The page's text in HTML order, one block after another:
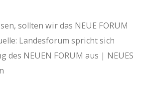
sollten wir das NEUE FORUM
Landesforum spricht sich
des NEUEN FORUM aus | NEUES